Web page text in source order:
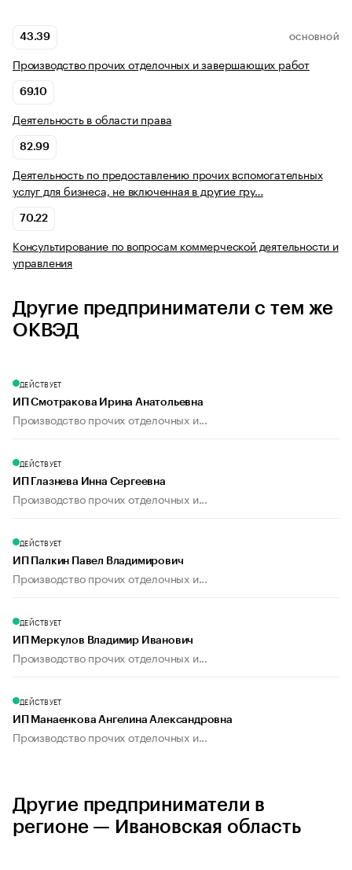
43.39 ОСНОВНОЙ
Производство прочих отделочных и завершающих работ
69.10
Деятельность в области права
82.99
Деятельность по предоставлению прочих вспомогательных
услуг для бизнеса, не включенная в другие гру…
70.22
Консультирование по вопросам коммерческой деятельности и
управления
Другие предприниматели с тем же
ОКВЭД
ДЕЙСТВУЕТ
ИП Смотракова Ирина Анатольевна
Производство прочих отделочных и...
ДЕЙСТВУЕТ
ИП Глазнева Инна Сергеевна
Производство прочих отделочных и...
ДЕЙСТВУЕТ
ИП Палкин Павел Владимирович
Производство прочих отделочных и...
ДЕЙСТВУЕТ
ИП Меркулов Владимир Иванович
Производство прочих отделочных и...
ДЕЙСТВУЕТ
ИП Манаенкова Ангелина Александровна
Производство прочих отделочных и...
Другие предприниматели в
регионе — Ивановская область